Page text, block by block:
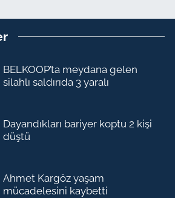
BELKOOP’ta meydana gelen
silahlı saldırıda 3 yaralı
Dayandıkları bariyer koptu 2 kişi
düştü
Ahmet Kargöz yaşam
mücadelesini kaybetti